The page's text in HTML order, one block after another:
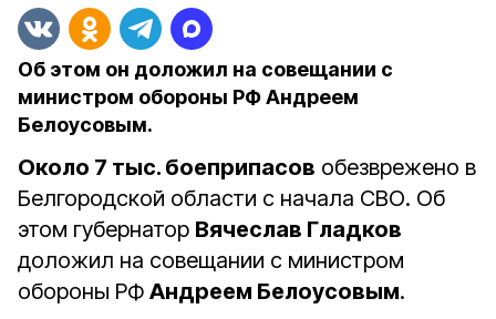
Об этом он доложил на совещании с
министром обороны РФ Андреем
Белоусовым.
Около 7 тыс. боеприпасов обезврежено в
Белгородской области с начала СВО. Об
этом губернатор Вячеслав Гладков
доложил на совещании с министром
обороны РФ Андреем Белоусовым.